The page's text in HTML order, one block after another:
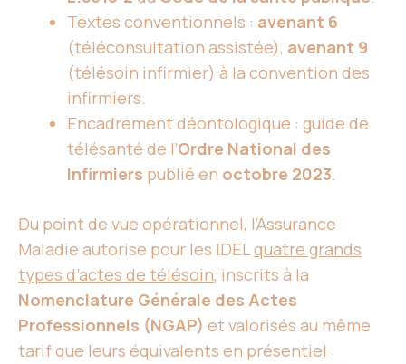
Textes conventionnels : avenant 6
(téléconsultation assistée), avenant 9
(télésoin infirmier) à la convention des
infirmiers.
Encadrement déontologique : guide de
télésanté de l’Ordre National des
Infirmiers publié en octobre 2023.
Du point de vue opérationnel, l’Assurance
Maladie autorise pour les IDELquatre grands
types d’actes de télésoin, inscrits à la
Nomenclature Générale des Actes
Professionnels (NGAP) et valorisés au même
tarif que leurs équivalents en présentiel :